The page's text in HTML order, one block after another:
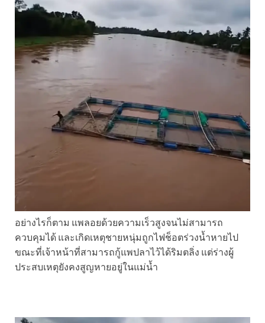
อย่างไรก็ตาม แพลอยด้วยความเร็วสูงจนไม่สามารถ
ควบคุมได้ และเกิดเหตุชายหนุ่มถูกไฟช็อตร่วงน้ำหายไป
ขณะที่เจ้าหน้าที่สามารถกู้แพปลาไว้ได้ริมตลิ่ง แต่ร่างผู้
ประสบเหตุยังคงสูญหายอยู่ในแม่น้ำ